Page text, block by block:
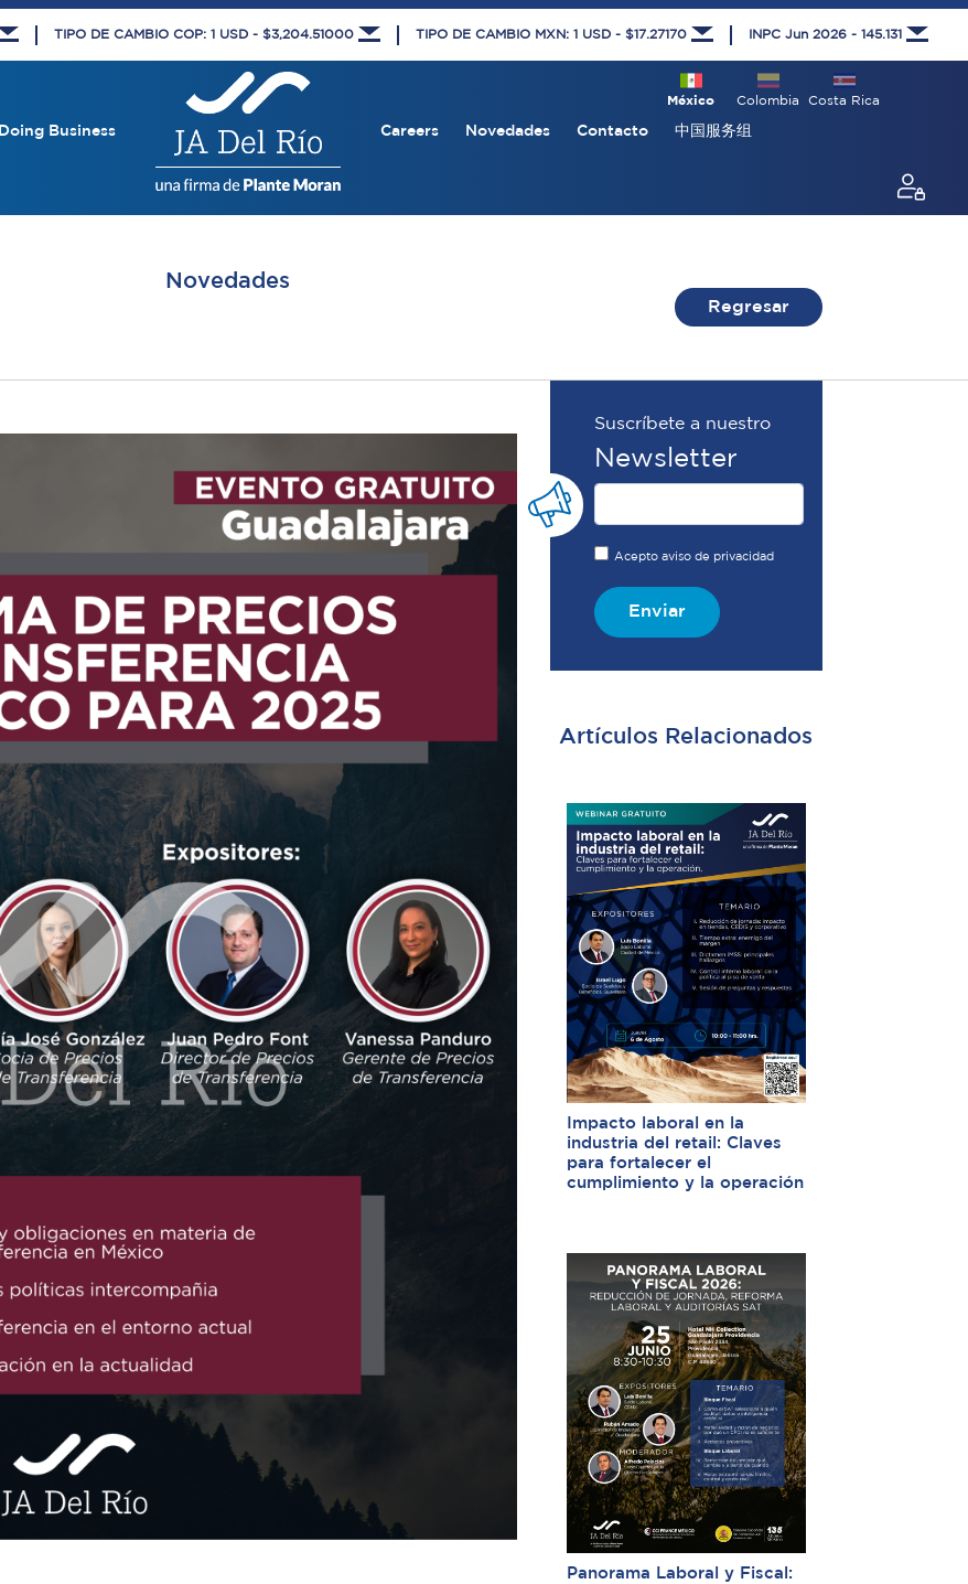
TIPO DE CAMBIO COP: 1 USD - $3,204.51000 TIPO DE CAMBIO MXN: 1 USD - $17.27170 INPC Jun 2026 - 145.131
Costa Rica
Colombia
México
Doing Business Careers Novedades Contacto 中国服务组
Novedades
Regresar
Suscríbete a nuestro
Newsletter
Acepto aviso de privacidad
Enviar
Artículos Relacionados
Impacto laboral en la
industria del retail: Claves
para fortalecer el
cumplimiento y la operación
Panorama Laboral y Fiscal: